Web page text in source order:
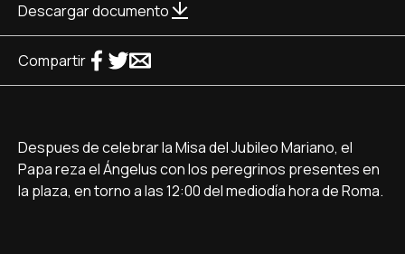
Descargar documento
Compartir
Despues de celebrar la Misa del Jubileo Mariano, el
Papa reza el Ángelus con los peregrinos presentes en
la plaza, en torno a las 12:00 del mediodía hora de Roma.